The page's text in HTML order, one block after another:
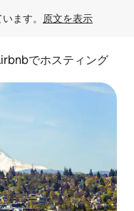
ます。 原文を表示
でホスティング